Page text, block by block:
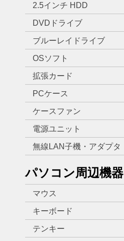
2.5インチ HDD
DVDドライブ
ブルーレイドライブ
OSソフト
拡張カード
PCケース
ケースファン
電源ユニット
無線LAN子機・アダプタ
パソコン周辺機器
マウス
キーボード
テンキー